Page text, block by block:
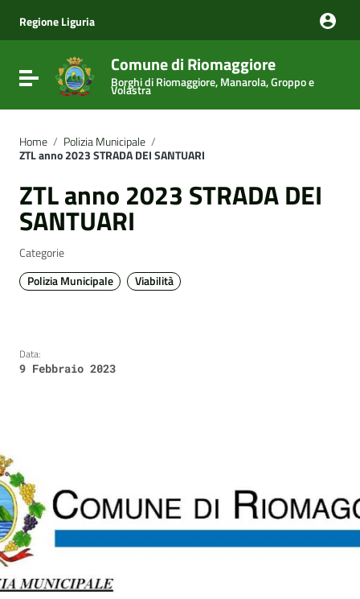
Vai al menu di navigazione
Vai al footer
Regione Liguria
Attiva / disattiva la navigazione
Comune di Riomaggiore
Borghi di Riomaggiore, Manarola, Groppo e
Volastra
Home / Polizia Municipale /
ZTL anno 2023 STRADA DEI SANTUARI
ZTL anno 2023 STRADA DEI
SANTUARI
Categorie
Polizia Municipale
Viabilità
Data:
9 Febbraio 2023